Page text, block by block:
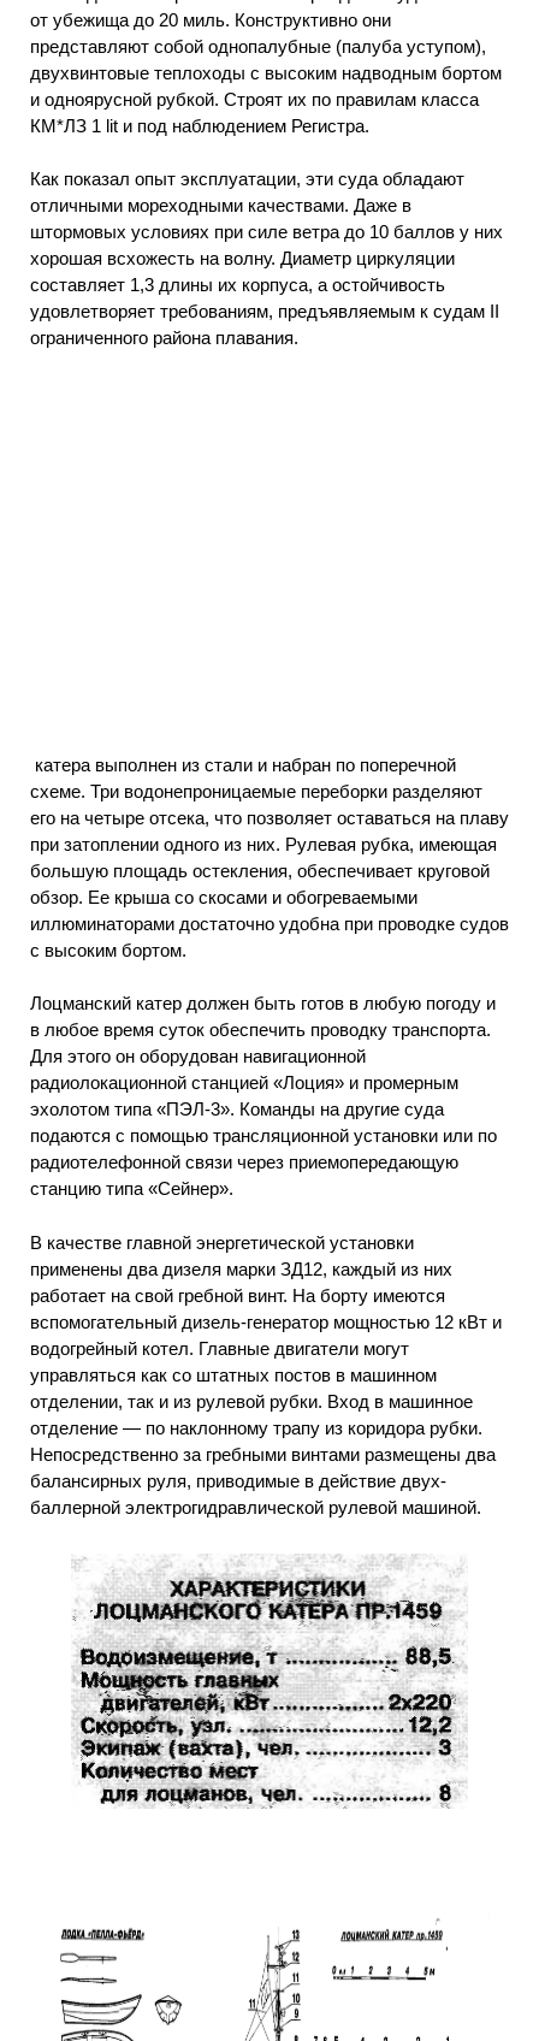
от убежища до 20 миль. Конструктивно они
представляют собой однопалубные (палуба уступом),
двухвинтовые теплоходы с высоким надводным бортом
и одноярусной рубкой. Строят их по правилам класса
КМ*ЛЗ 1 lit и под наблюдением Регистра.
Как показал опыт эксплуатации, эти суда обладают
отличными мореходными качествами. Даже в
штормовых условиях при силе ветра до 10 баллов у них
хорошая всхожесть на волну. Диаметр циркуляции
составляет 1,3 длины их корпуса, а остойчивость
удовлетворяет требованиям, предъявляемым к судам II
ограниченного района плавания.
катера выполнен из стали и набран по поперечной
схеме. Три водонепроницаемые переборки разделяют
его на четыре отсека, что позволяет оставаться на плаву
при затоплении одного из них. Рулевая рубка, имеющая
большую площадь остекления, обеспечивает круговой
обзор. Ее крыша со скосами и обогреваемыми
иллюминаторами достаточно удобна при проводке судов
с высоким бортом.
Лоцманский катер должен быть готов в любую погоду и
в любое время суток обеспечить проводку транспорта.
Для этого он оборудован навигационной
радиолокационной станцией «Лоция» и промерным
эхолотом типа «ПЭЛ-3». Команды на другие суда
подаются с помощью трансляционной установки или по
радиотелефонной связи через приемопередающую
станцию типа «Сейнер».
В качестве главной энергетической установки
применены два дизеля марки ЗД12, каждый из них
работает на свой гребной винт. На борту имеются
вспомогательный дизель-генератор мощностью 12 кВт и
водогрейный котел. Главные двигатели могут
управляться как со штатных постов в машинном
отделении, так и из рулевой рубки. Вход в машинное
отделение — по наклонному трапу из коридора рубки.
Непосредственно за гребными винтами размещены два
балансирных руля, приводимые в действие двух-
баллерной электрогидравлической рулевой машиной.